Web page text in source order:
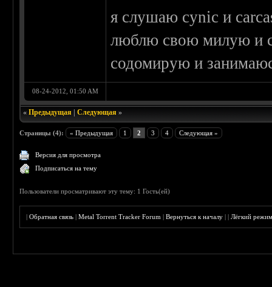
я слушаю cynic и
люблю свою милую и
содомирую и
08-24-2012, 01:50 AM
«Предыдущая |Следующая »
Страницы (4): « Предыдущая 1 2 3 4 Следующая »
Версия для просмотра
Подписаться на тему
Пользователи просматривают эту тему: 1 Гость(ей)
|Обратная связь |Metal Torrent Tracker Forum |Вернуться к началу ||Лёгкий